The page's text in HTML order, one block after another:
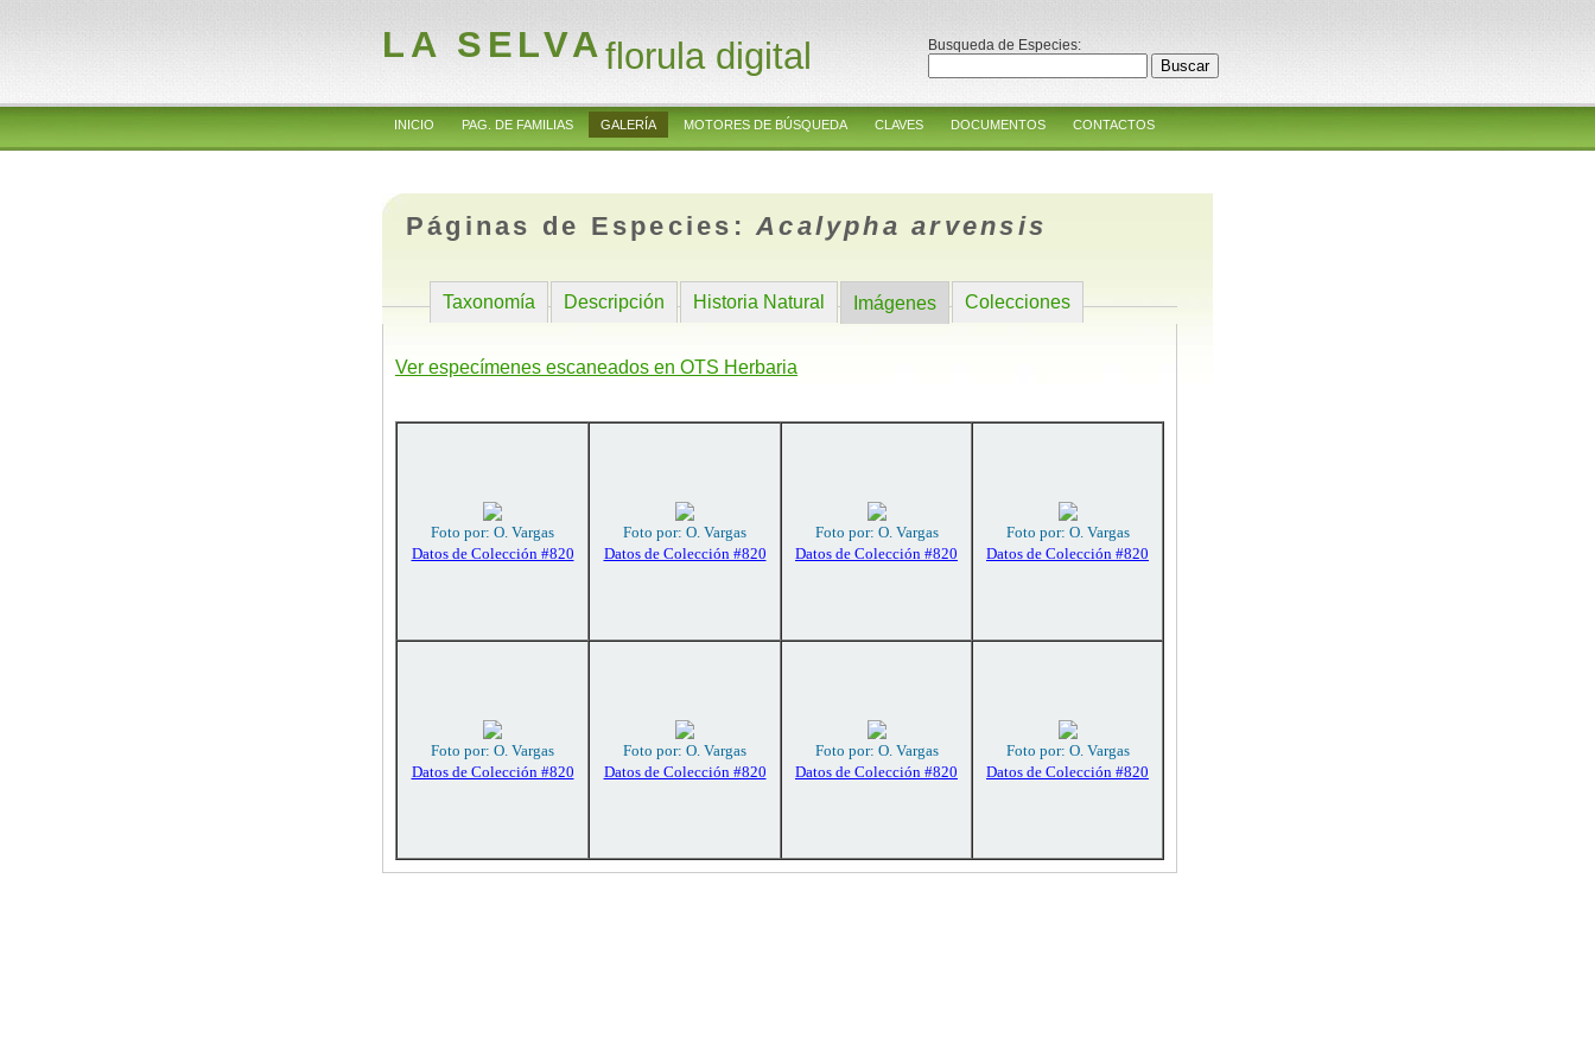
LA SELVAflorula digital Busqueda de Especies:
INICIO PAG. DE FAMILIAS GALERÍA MOTORES DE BÚSQUEDA CLAVES DOCUMENTOS CONTACTOS
Páginas de Especies:Acalypha arvensis
Taxonomía Descripción Historia Natural Imágenes Colecciones
Ver especímenes escaneados en OTS Herbaria
Foto por: O. Vargas
Datos de Colección #820
Foto por: O. Vargas
Datos de Colección #820
Foto por: O. Vargas
Datos de Colección #820
Foto por: O. Vargas
Datos de Colección #820
Foto por: O. Vargas
Datos de Colección #820
Foto por: O. Vargas
Datos de Colección #820
Foto por: O. Vargas
Datos de Colección #820
Foto por: O. Vargas
Datos de Colección #820